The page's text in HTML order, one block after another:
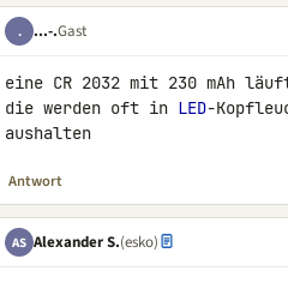
. ...-.Gast
eine CR 2032 mit 230 mAh
die werden oft in LED-
aushalten
Antwort
AS Alexander S.(esko)